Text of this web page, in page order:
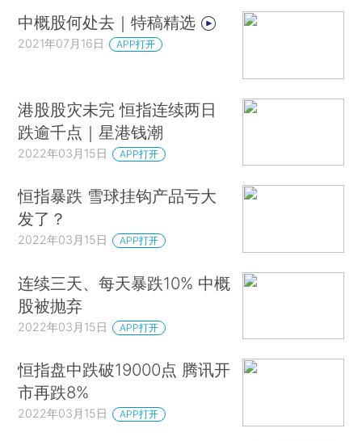
中概股何处去｜特稿精选
2021年07月16日 APP打开
港股股灾未完 恒指连续两日
跌逾千点｜星港钱潮
2022年03月15日 APP打开
恒指暴跌 雪球挂钩产品亏大
发了？
2022年03月15日 APP打开
连续三天、每天暴跌10% 中概
股被抛弃
2022年03月15日 APP打开
恒指盘中跌破19000点 腾讯开
市再跌8%
2022年03月15日 APP打开